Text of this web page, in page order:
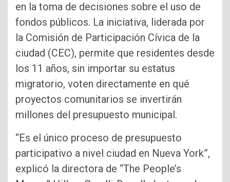
en la toma de decisiones sobre el uso de
fondos públicos. La iniciativa, liderada por
la Comisión de Participación Cívica de la
ciudad (CEC), permite que residentes desde
los 11 años, sin importar su estatus
migratorio, voten directamente en qué
proyectos comunitarios se invertirán
millones del presupuesto municipal.
“Es el único proceso de presupuesto
participativo a nivel ciudad en Nueva York”,
explicó la directora de “The People’s